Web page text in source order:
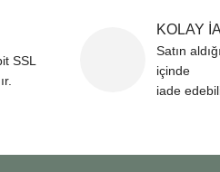
SSL
KOLAY
Satın
içinde
iade